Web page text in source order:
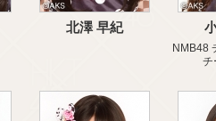
北澤 早紀
NMB48
チ